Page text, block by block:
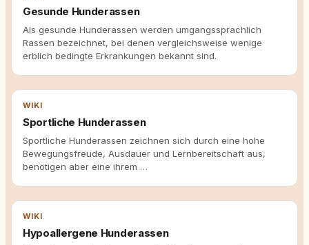
Gesunde Hunderassen
Als gesunde Hunderassen werden umgangssprachlich
Rassen bezeichnet, bei denen vergleichsweise wenige
erblich bedingte Erkrankungen bekannt sind.
WIKI
Sportliche Hunderassen
Sportliche Hunderassen zeichnen sich durch eine hohe
Bewegungsfreude, Ausdauer und Lernbereitschaft aus,
benötigen aber eine ihrem …
WIKI
Hypoallergene Hunderassen